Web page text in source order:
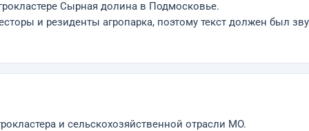
Сырная долина в Подмосковье.
и резиденты агропарка, поэтому текст должен был
и сельскохозяйственной отрасли МО.